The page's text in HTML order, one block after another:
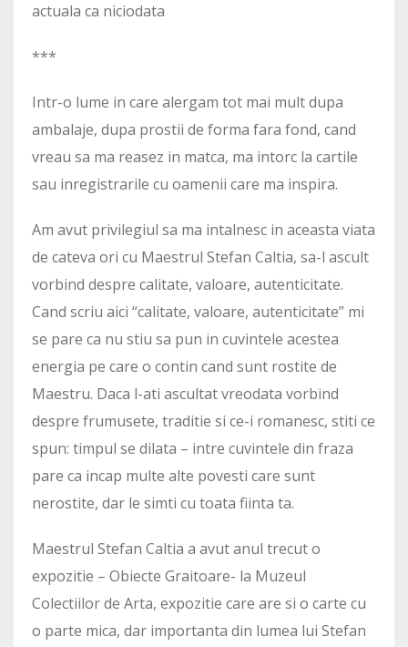
actuala ca niciodata
***
Intr-o lume in care alergam tot mai mult dupa
ambalaje, dupa prostii de forma fara fond, cand
vreau sa ma reasez in matca, ma intorc la cartile
sau inregistrarile cu oamenii care ma inspira.
Am avut privilegiul sa ma intalnesc in aceasta viata
de cateva ori cu Maestrul Stefan Caltia, sa-l ascult
vorbind despre calitate, valoare, autenticitate.
Cand scriu aici “calitate, valoare, autenticitate” mi
se pare ca nu stiu sa pun in cuvintele acestea
energia pe care o contin cand sunt rostite de
Maestru. Daca l-ati ascultat vreodata vorbind
despre frumusete, traditie si ce-i romanesc, stiti ce
spun: timpul se dilata – intre cuvintele din fraza
pare ca incap multe alte povesti care sunt
nerostite, dar le simti cu toata fiinta ta.
Maestrul Stefan Caltia a avut anul trecut o
expozitie – Obiecte Graitoare- la Muzeul
Colectiilor de Arta, expozitie care are si o carte cu
o parte mica, dar importanta din lumea lui Stefan